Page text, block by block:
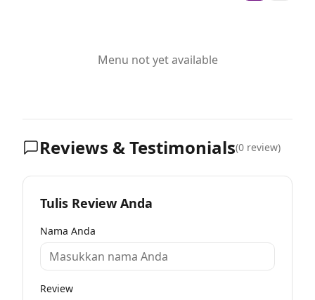
Menu not yet available
Reviews & Testimonials(0 review)
Tulis Review Anda
Nama Anda
Review